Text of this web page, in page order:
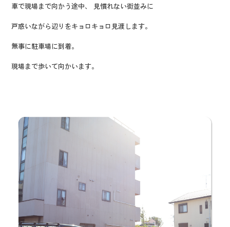
車で現場まで向かう途中、 見慣れない街並みに
戸惑いながら辺りをキョロキョロ見渡します。
無事に駐車場に到着。
現場まで歩いて向かいます。